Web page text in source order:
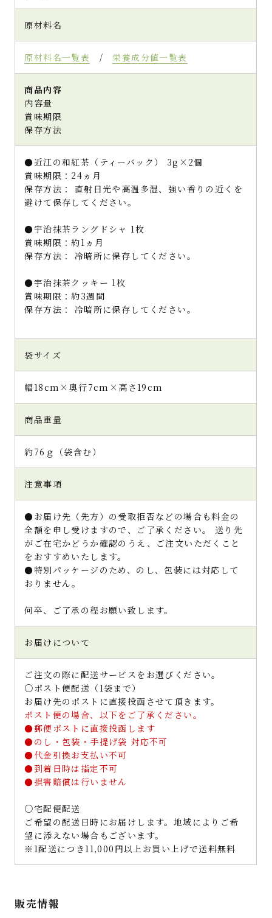
原材料名
原材料名一覧表 /栄養成分値一覧表
商品内容
内容量
賞味期限
保存方法
●近江の和紅茶（ティーバック） 3g×2個
賞味期限：24ヵ月
保存方法： 直射日光や高温多湿、強い香りの近くを
避けて保存してください。
●宇治抹茶ラングドシャ 1枚
賞味期限：約1ヵ月
保存方法： 冷暗所に保存してください。
●宇治抹茶クッキー 1枚
賞味期限：約3週間
保存方法： 冷暗所に保存してください。
袋サイズ
幅18cm×奥行7cm×高さ19cm
商品重量
約76ｇ（袋含む）
注意事項
●お届け先（先方）の受取拒否などの場合も料金の
全額を申し受けますので、ご了承ください。 送り先
がご在宅かどうか確認のうえ、ご注文いただくこと
をおすすめいたします。
●特別パッケージのため、のし、包装には対応して
おりません。
何卒、ご了承の程お願い致します。
お届けについて
ご注文の際に配送サービスをお選びください。
○ポスト便配送（1袋まで）
お届け先のポストに直接投函させて頂きます。
ポスト便の場合、以下をご了承ください。
●郵便ポストに直接投函します
●のし・包装・手提げ袋 対応不可
●代金引換お支払い不可
●到着日時は指定不可
●損害賠償は行いません
○宅配便配送
ご希望の配送日時にお届けします。地域によりご希
望に添えない場合もございます。
※1配送につき11,000円以上お買い上げで送料無料
販売情報